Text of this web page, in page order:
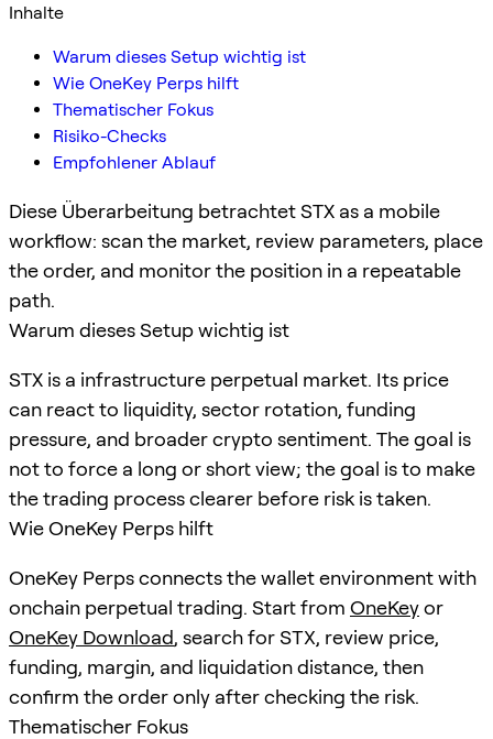
Inhalte
Warum dieses Setup wichtig ist
Wie OneKey Perps hilft
Thematischer Fokus
Risiko-Checks
Empfohlener Ablauf
Diese Überarbeitung betrachtet STX as a mobile
workflow: scan the market, review parameters, place
the order, and monitor the position in a repeatable
path.
Warum dieses Setup wichtig ist
STX is a infrastructure perpetual market. Its price
can react to liquidity, sector rotation, funding
pressure, and broader crypto sentiment. The goal is
not to force a long or short view; the goal is to make
the trading process clearer before risk is taken.
Wie OneKey Perps hilft
OneKey Perps connects the wallet environment with
onchain perpetual trading. Start from OneKeyor
OneKey Download, search for STX, review price,
funding, margin, and liquidation distance, then
confirm the order only after checking the risk.
Thematischer Fokus